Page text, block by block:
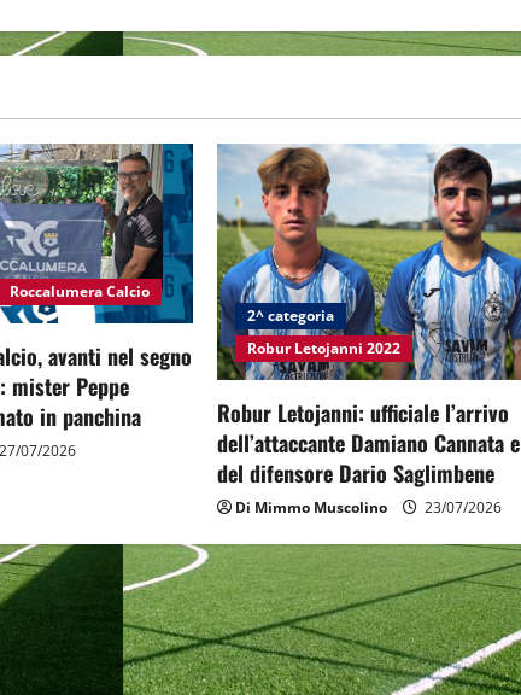
Roccalumera Calcio
avanti nel segno
mister Peppe
in panchina
27/07/2026
2^ categoria
Robur Letojanni 2022
Robur Letojanni: ufficiale l’arrivo
dell’attaccante Damiano Cannata e
del difensore Dario Saglimbene
Di Mimmo Muscolino 23/07/2026